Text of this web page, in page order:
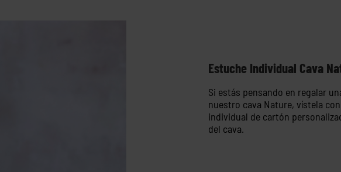
Estuche Individual Cava
Si estás pensando en regalar
nuestro cava Nature, vístela
individual de cartón
del cava.